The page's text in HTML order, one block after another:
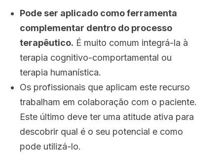
Pode ser aplicado como ferramenta
complementar dentro do processo
terapêutico. É muito comum integrá-la à
terapia cognitivo-comportamental ou
terapia humanística.
Os profissionais que aplicam este recurso
trabalham em colaboração com o paciente.
Este último deve ter uma atitude ativa para
descobrir qual é o seu potencial e como
pode utilizá-lo.